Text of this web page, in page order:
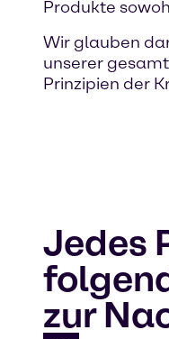
Produkte
Wir glauben
unserer
Prinzipien der
Jedes
zur